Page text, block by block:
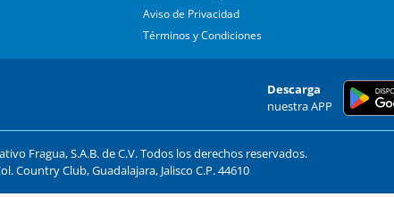
Aviso de Privacidad
Términos y Condiciones
Descarga
nuestra APP
Fragua, S.A.B. de C.V. Todos los derechos reservados.
Country Club, Guadalajara, Jalisco C.P. 44610